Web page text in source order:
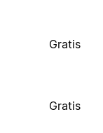
Gratis
Gratis